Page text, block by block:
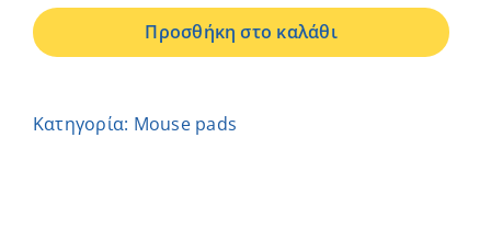
pad
-
-
Προσθήκη στο καλάθι
Κατηγορία: Μouse pads